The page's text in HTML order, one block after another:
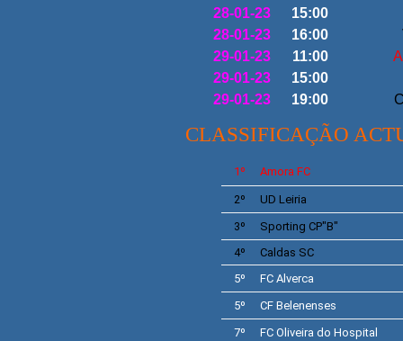
28-01-23
15:00
28-01-23
16:00
29-01-23
11:00
29-01-23
15:00
29-01-23
19:00
CLASSIFICAÇÃO
1º Amora FC
2º
UD Leiria
3º
Sporting CP"B"
4º
Caldas SC
5º
FC Alverca
5º
CF Belenenses
7º
FC Oliveira do Hospital